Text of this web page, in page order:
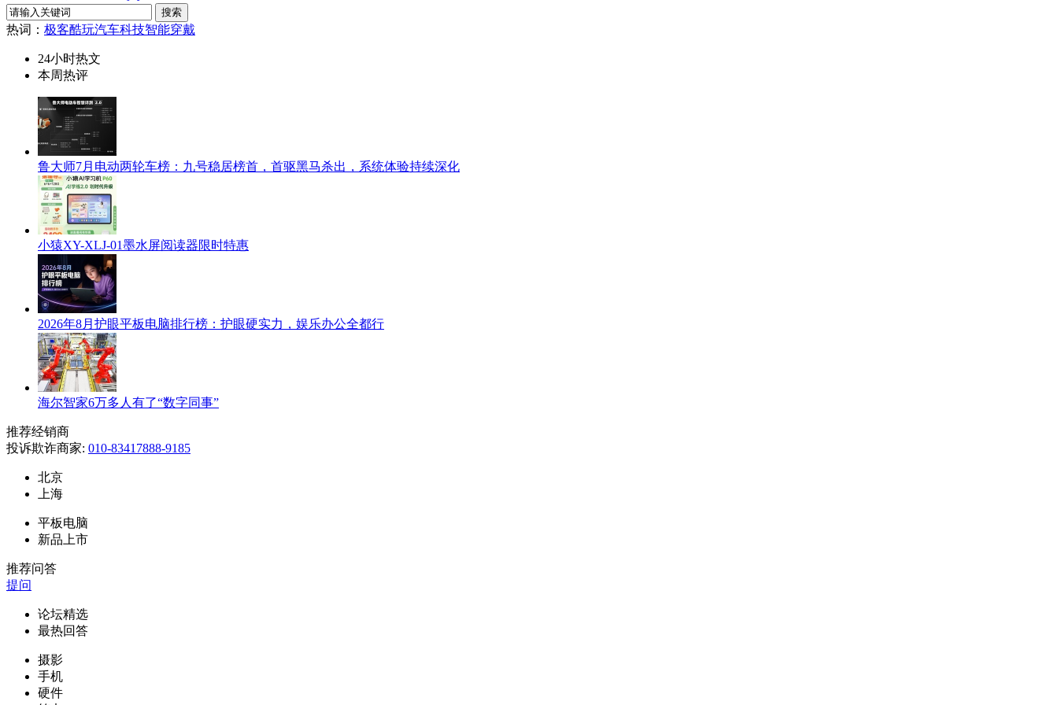
热词： 极客酷玩汽车科技智能穿戴
24小时热文
本周热评
鲁大师7月电动两轮车榜：九号稳居榜首，首驱黑马杀出，系统体验持续深化
小猿XY-XLJ-01墨水屏阅读器限时特惠
2026年8月护眼平板电脑排行榜：护眼硬实力，娱乐办公全都行
海尔智家6万多人有了“数字同事”
推荐经销商
投诉欺诈商家: 010-83417888-9185
北京
上海
平板电脑
新品上市
推荐问答
提问
论坛精选
最热回答
摄影
手机
硬件